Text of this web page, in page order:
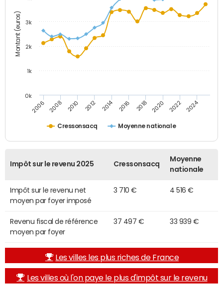
Montant (euros)
Cressonsacq Moyenne nationale
2006 2008 2010 2012 2014 2016 2018 2020 2022 2024
0k
1k
2k
3k
Impôt sur le revenu 2025 Cressonsacq
Moyenne
nationale
Impôt sur le revenu net
moyen par foyer imposé
3 710 € 4 516 €
Revenu fiscal de référence
moyen par foyer
37 497 € 33 939 €
Les villes les plus riches de France
Les villes où l'on paye le plus d'impôt sur le revenu